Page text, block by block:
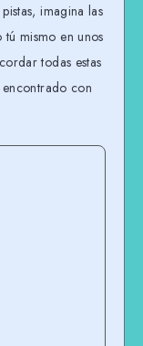
imagina las
mismo en unos
todas estas
encontrado con